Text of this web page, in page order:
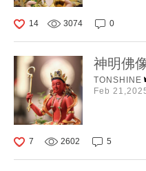
14 3074 0
神明佛
TONSHINE
Feb
7 2602 5